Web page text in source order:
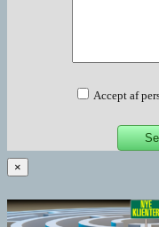
Accept af
×